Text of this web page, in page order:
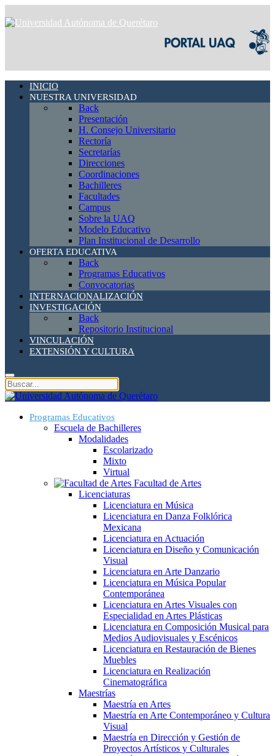
INICIO
NUESTRA UNIVERSIDAD
Back
Presentación
H. Consejo Universitario
Rectoría
Secretarías
Direcciones
Coordinaciones
Bachilleres
Facultades
Campus
Sobre la UAQ
Modelo Educativo
Plan Institucional de Desarrollo
OFERTA EDUCATIVA
Back
Programas Educativos
Convocatorias
INTERNACIONALIZACIÓN
INVESTIGACIÓN
Back
Repositorio Institucional
VINCULACIÓN
EXTENSIÓN Y CULTURA
Programas Educativos
Escuela de Bachilleres
Modalidades
Escolarizado
Mixto
Virtual
Facultad de Artes
Licenciaturas
Licenciatura en Música
Licenciatura en Danza Folklórica
Mexicana
Licenciatura en Actuación
Licenciatura en Diseño y Comunicación
Visual
Licenciatura en Arte Danzario
Licenciatura en Música Popular
Contemporánea
Licenciatura en Artes Visuales con
Especialidad en Artes Plásticas
Licenciatura en Composición Musical para
Medios Audiovisuales y Escénicos
Licenciatura en Restauración de Bienes
Muebles
Licenciatura en Realización
Cinematográfica
Maestrías
Maestría en Artes
Maestría en Arte Contemporáneo y Cultura
Visual
Maestría en Dirección y Gestión de
Proyectos Artísticos y Culturales